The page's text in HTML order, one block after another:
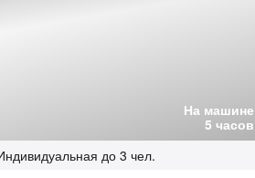
На машине
5 часов
до 3 чел.